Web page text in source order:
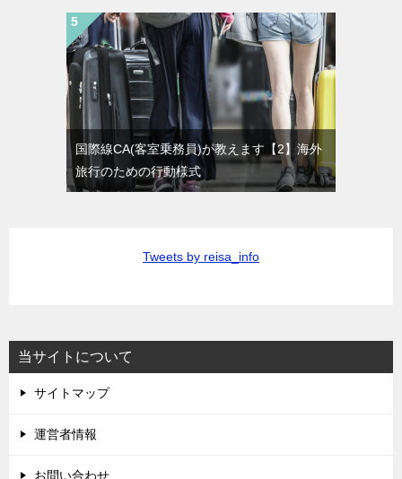
国際線CA(客室乗務員)が教えます【2】海外
旅行のための行動様式
Tweets by reisa_info
当サイトについて
サイトマップ
運営者情報
お問い合わせ